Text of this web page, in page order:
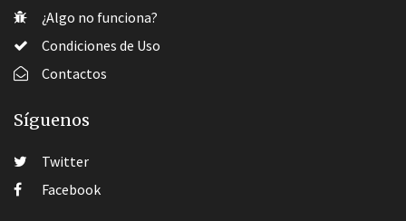
¿Algo no funciona?
Condiciones de Uso
Contactos
Síguenos
Twitter
Facebook